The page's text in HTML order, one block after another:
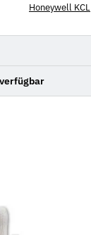
Honeywell KCL